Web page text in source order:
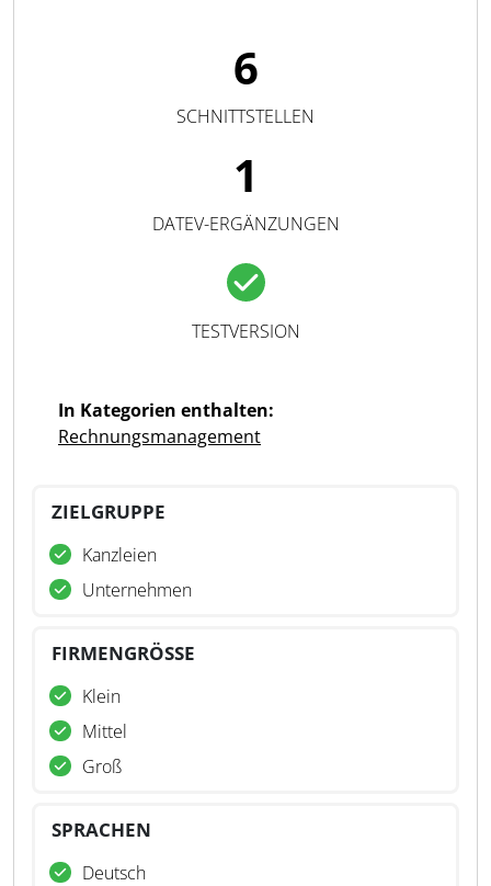
6
SCHNITTSTELLEN
1
DATEV-ERGÄNZUNGEN
TESTVERSION
In Kategorien enthalten:
Rechnungsmanagement
ZIELGRUPPE
Kanzleien
Unternehmen
FIRMENGRÖSSE
Klein
Mittel
Groß
SPRACHEN
Deutsch